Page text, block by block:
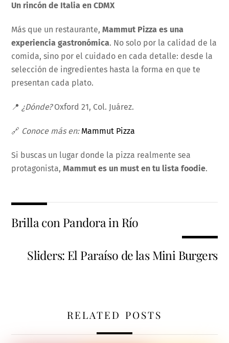
Un rincón de Italia en CDMX
Más que un restaurante,Mammut Pizza es una
experiencia gastronómica. No solo por la calidad de la
comida, sino por el cuidado en cada detalle: desde la
selección de ingredientes hasta la forma en que te
presentan cada plato.
📍 ¿Dónde?Oxford 21, Col. Juárez.
🔗 Conoce más en: Mammut Pizza
Si buscas un lugar donde la pizza realmente sea
protagonista,Mammut es un must en tu lista foodie.
Brilla con Pandora in Río
Sliders: El Paraíso de las Mini Burgers
RELATED POSTS